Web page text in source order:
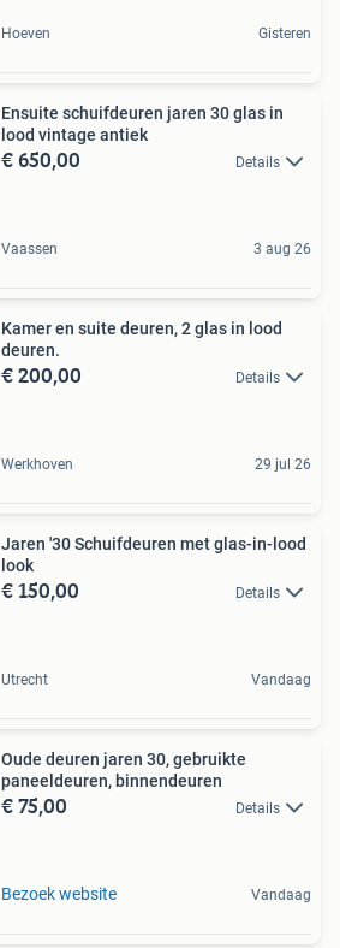
Hoeven Gisteren
Ensuite schuifdeuren jaren 30 glas in
lood vintage antiek
€ 650,00 Details
Vaassen 3 aug 26
Kamer en suite deuren, 2 glas in lood
deuren.
€ 200,00 Details
Werkhoven 29 jul 26
Jaren '30 Schuifdeuren met glas-in-lood
look
€ 150,00 Details
Utrecht Vandaag
Oude deuren jaren 30, gebruikte
paneeldeuren, binnendeuren
€ 75,00 Details
Bezoek website Vandaag